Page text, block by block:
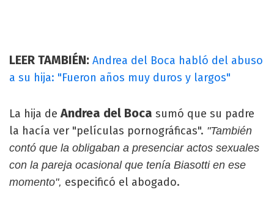
LEER TAMBIÉN: Andrea del Boca habló del abuso
a su hija: "Fueron años muy duros y largos"
La hija deAndrea del Boca sumó que su padre
la hacía ver "películas pornográficas". "También
contó que la obligaban a presenciar actos sexuales
con la pareja ocasional que tenía Biasotti en ese
momento", especificó el abogado.